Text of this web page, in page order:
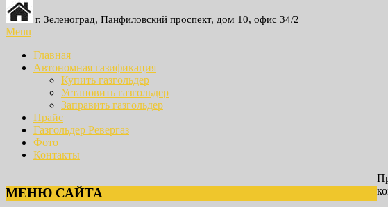
г. Зеленоград, Панфиловский проспект, дом 10, офис 34/2
Menu
Главная
Автономная газификация
Купить газгольдер
Установить газгольдер
Заправить газгольдер
Прайс
Газгольдер Ревергаз
Фото
Контакты
МЕНЮ САЙТА